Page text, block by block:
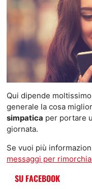
Qui dipende
generale la cosa
simpatica per portare
giornata.
Se vuoi più
messaggi per
SU FACEBOOK